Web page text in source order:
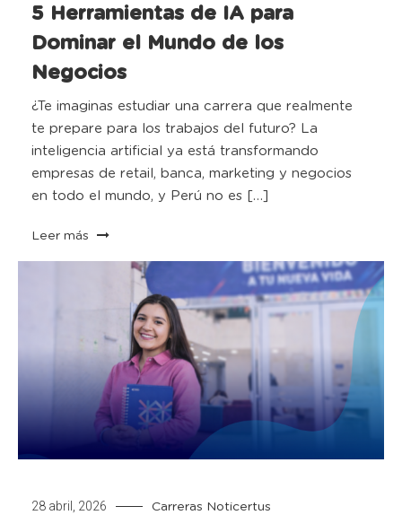
5 Herramientas de IA para
Dominar el Mundo de los
Negocios
¿Te imaginas estudiar una carrera que realmente
te prepare para los trabajos del futuro? La
inteligencia artificial ya está transformando
empresas de retail, banca, marketing y negocios
en todo el mundo, y Perú no es […]
Leer más
28 abril, 2026 Carreras Noticertus